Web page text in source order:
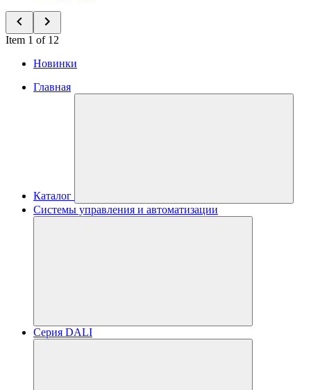
Item 1 of 12
Новинки
Главная
Каталог
Системы управления и автоматизации
Серия DALI